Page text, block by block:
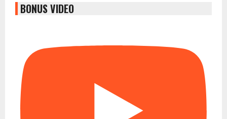
BONUS VIDEO